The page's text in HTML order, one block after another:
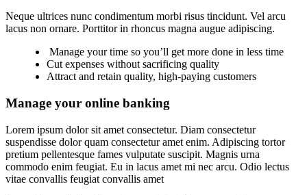
Neque ultrices nunc condimentum morbi risus tincidunt. Vel arcu
lacus non ornare. Porttitor in rhoncus magna augue adipiscing.
Manage your time so you’ll get more done in less time
Cut expenses without sacrificing quality
Attract and retain quality, high-paying customers
Manage your online banking
Lorem ipsum dolor sit amet consectetur. Diam consectetur
suspendisse dolor quam consectetur amet enim. Adipiscing tortor
pretium pellentesque fames vulputate suscipit. Magnis urna
commodo enim feugiat. Eu in lacus amet mi nec arcu. Odio lectus
vitae convallis feugiat convallis amet